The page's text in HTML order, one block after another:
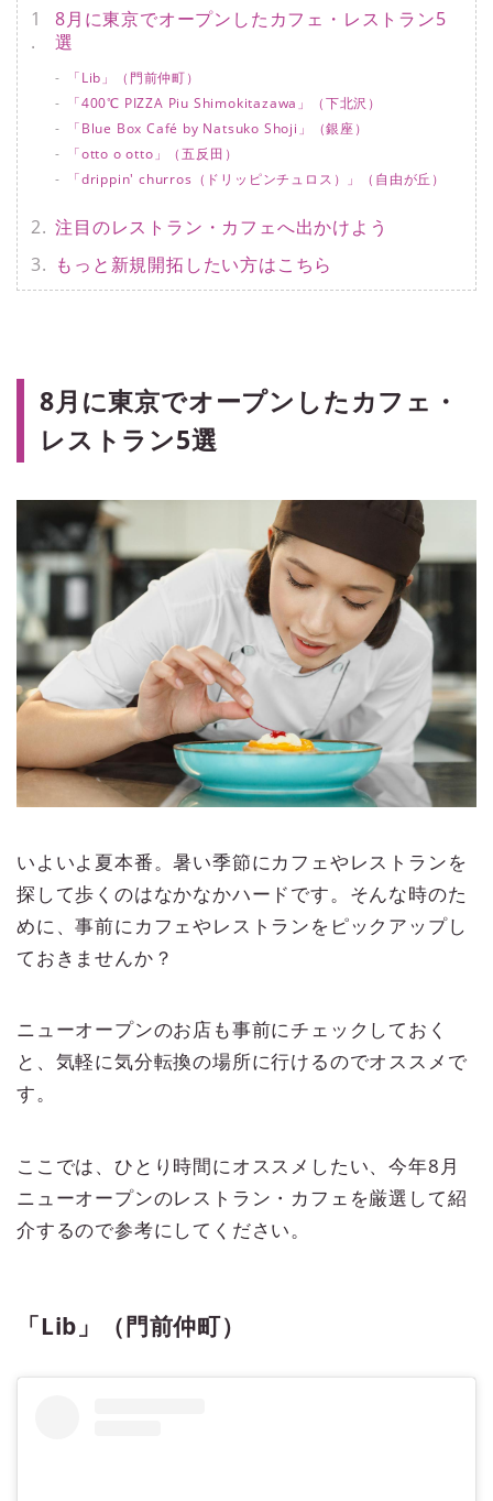
8月に東京でオープンしたカフェ・レストラン5
選
「Lib」（門前仲町）
「400℃ PIZZA Piu Shimokitazawa」（下北沢）
「Blue Box Café by Natsuko Shoji」（銀座）
「otto o otto」（五反田）
「drippin' churros（ドリッピンチュロス）」（自由が丘）
注目のレストラン・カフェへ出かけよう
もっと新規開拓したい方はこちら
8月に東京でオープンしたカフェ・
レストラン5選
いよいよ夏本番。暑い季節にカフェやレストランを
探して歩くのはなかなかハードです。そんな時のた
めに、事前にカフェやレストランをピックアップし
ておきませんか？
ニューオープンのお店も事前にチェックしておく
と、気軽に気分転換の場所に行けるのでオススメで
す。
ここでは、ひとり時間にオススメしたい、今年8月
ニューオープンのレストラン・カフェを厳選して紹
介するので参考にしてください。
「Lib」（門前仲町）